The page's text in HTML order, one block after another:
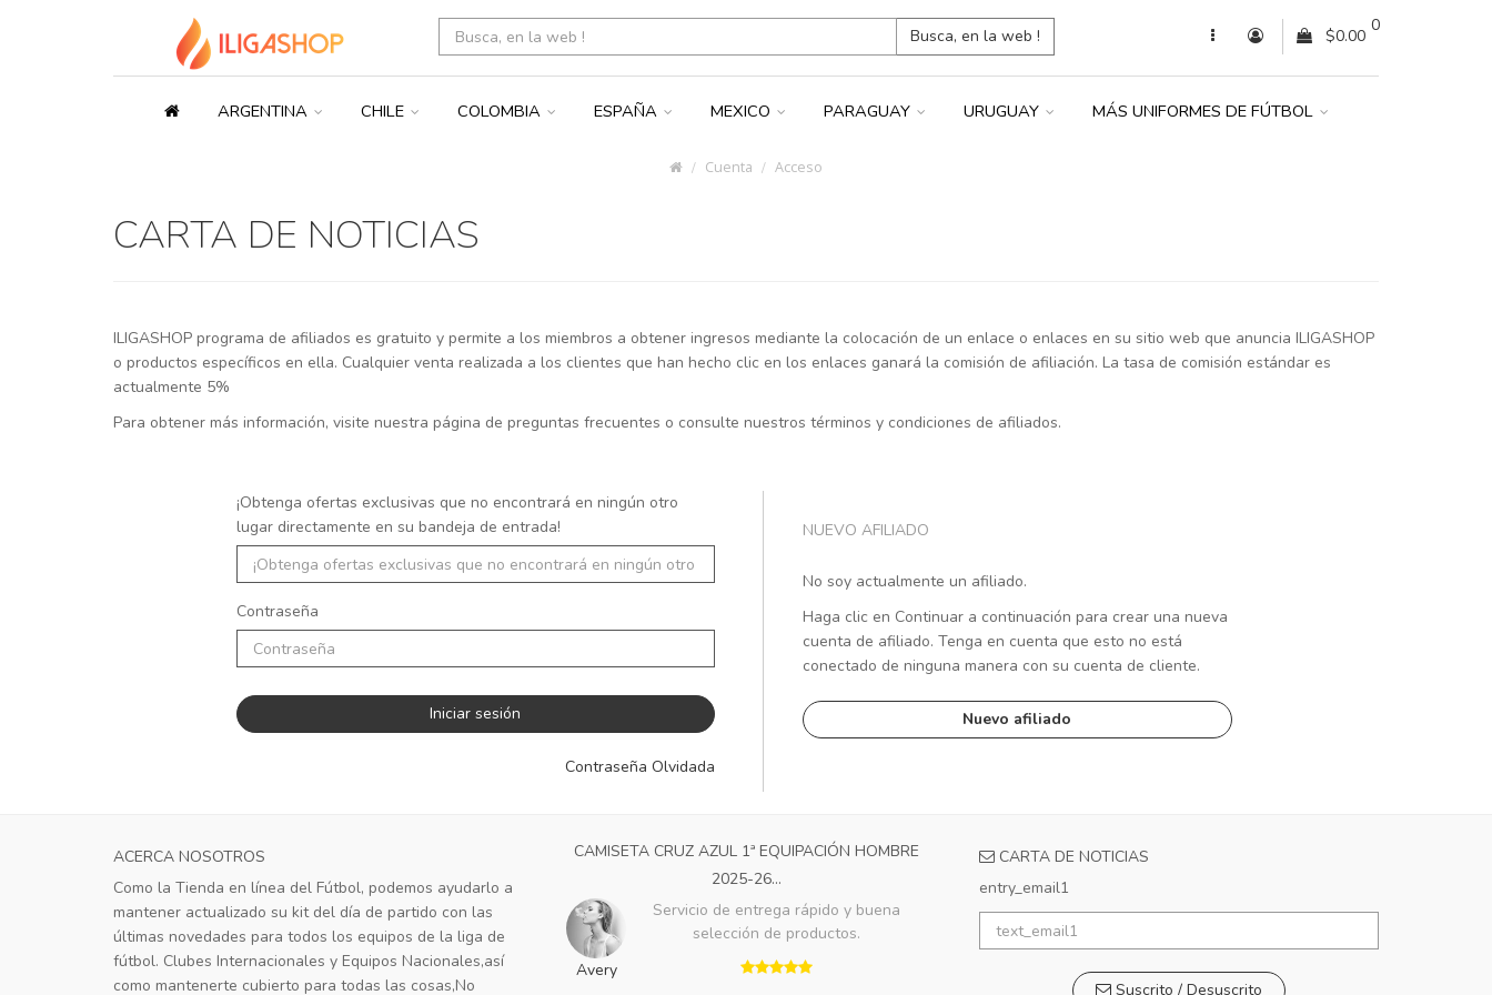
Busca, en la web !
0
$0.00
ARGENTINA CHILE COLOMBIA ESPAÑA MEXICO PARAGUAY URUGUAY MÁS UNIFORMES DE FÚTBOL
Cuenta Acceso
CARTA DE NOTICIAS
ILIGASHOP programa de afiliados es gratuito y permite a los miembros a obtener ingresos mediante la colocación de un enlace o enlaces en su sitio web que anuncia ILIGASHOP
o productos específicos en ella. Cualquier venta realizada a los clientes que han hecho clic en los enlaces ganará la comisión de afiliación. La tasa de comisión estándar es
actualmente 5%
Para obtener más información, visite nuestra página de preguntas frecuentes o consulte nuestros términos y condiciones de afiliados.
¡Obtenga ofertas exclusivas que no encontrará en ningún otro
lugar directamente en su bandeja de entrada!
Contraseña
Contraseña Olvidada
NUEVO AFILIADO
No soy actualmente un afiliado.
Haga clic en Continuar a continuación para crear una nueva
cuenta de afiliado. Tenga en cuenta que esto no está
conectado de ninguna manera con su cuenta de cliente.
Nuevo afiliado
ACERCA NOSOTROS
Como la Tienda en línea del Fútbol, podemos ayudarlo a
mantener actualizado su kit del día de partido con las
últimas novedades para todos los equipos de la liga de
fútbol. Clubes Internacionales y Equipos Nacionales,así
como mantenerte cubierto para todas las cosas,No
CAMISETA CRUZ AZUL 1ª EQUIPACIÓN HOMBRE
2025-26...
Avery
Servicio de entrega rápido y buena
selección de productos.
CARTA DE NOTICIAS
entry_email1
Suscrito / Desuscrito